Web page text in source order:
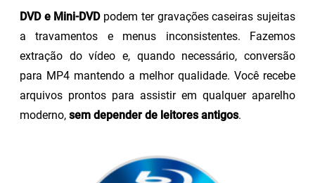
DVD e Mini-DVDpodem ter gravações caseiras sujeitas
a travamentos e menus inconsistentes. Fazemos
extração do vídeo e, quando necessário, conversão
para MP4 mantendo a melhor qualidade. Você recebe
arquivos prontos para assistir em qualquer aparelho
moderno, sem depender de leitores antigos.